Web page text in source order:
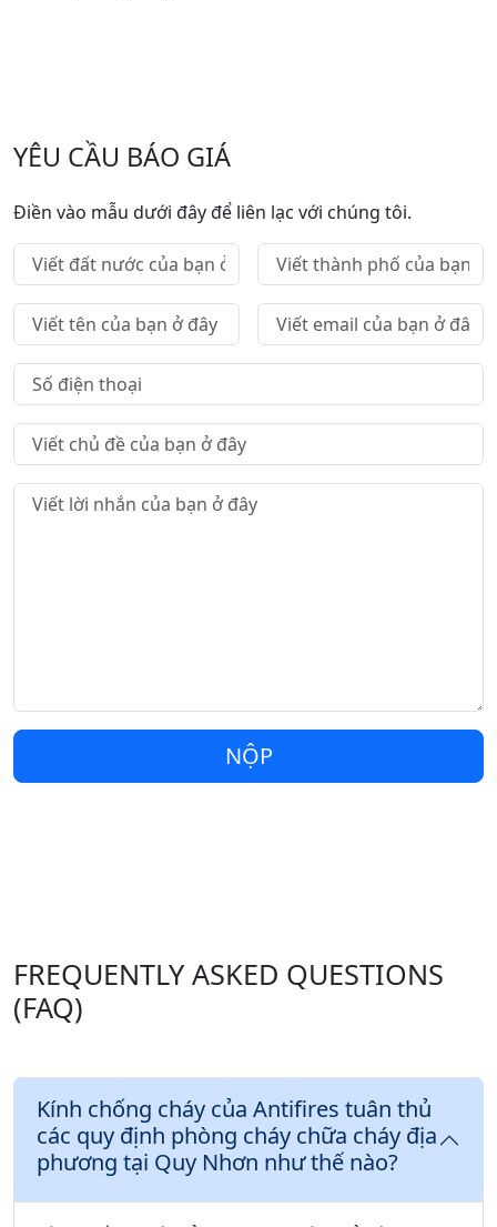
YÊU CẦU BÁO GIÁ
Điền vào mẫu dưới đây để liên lạc với chúng tôi.
NỘP
FREQUENTLY ASKED QUESTIONS
(FAQ)
Kính chống cháy của Antifires tuân thủ
các quy định phòng cháy chữa cháy địa
phương tại Quy Nhơn như thế nào?